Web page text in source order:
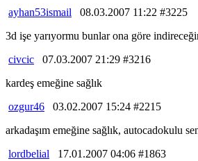
ayhan53ismail 08.03.2007 11:22 #3225
3d işe yarıyormu bunlar ona göre
civcic 07.03.2007 21:29 #3216
kardeş emeğine sağlık
ozgur46 03.02.2007 15:24 #2215
arkadaşım emeğine sağlık, autocadokulu
lordbelial 17.01.2007 04:06 #1863